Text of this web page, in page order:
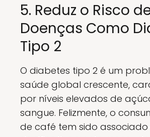
5. Reduz o Risco
Doenças Como
Tipo 2
O diabetes tipo 2 é um
saúde global crescente,
por níveis elevados de
sangue. Felizmente, o
de café tem sido associado